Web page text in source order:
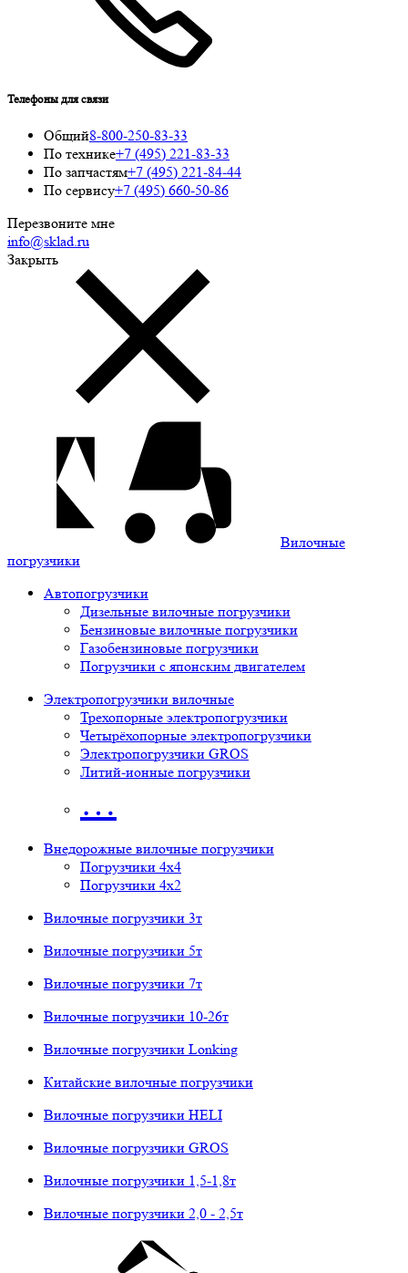
Телефоны для связи
Общий8-800-250-83-33
По технике+7 (495) 221-83-33
По запчастям+7 (495) 221-84-44
По сервису+7 (495) 660-50-86
Перезвоните мне
info@sklad.ru
Закрыть
Вилочные
погрузчики
Автопогрузчики
Дизельные вилочные погрузчики
Бензиновые вилочные погрузчики
Газобензиновые погрузчики
Погрузчики с японским двигателем
Электропогрузчики вилочные
Трехопорные электропогрузчики
Четырёхопорные электропогрузчики
Электропогрузчики GROS
Литий-ионные погрузчики
…
Внедорожные вилочные погрузчики
Погрузчики 4х4
Погрузчики 4х2
Вилочные погрузчики 3т
Вилочные погрузчики 5т
Вилочные погрузчики 7т
Вилочные погрузчики 10-26т
Вилочные погрузчики Lonking
Китайские вилочные погрузчики
Вилочные погрузчики HELI
Вилочные погрузчики GROS
Вилочные погрузчики 1,5-1,8т
Вилочные погрузчики 2,0 - 2,5т